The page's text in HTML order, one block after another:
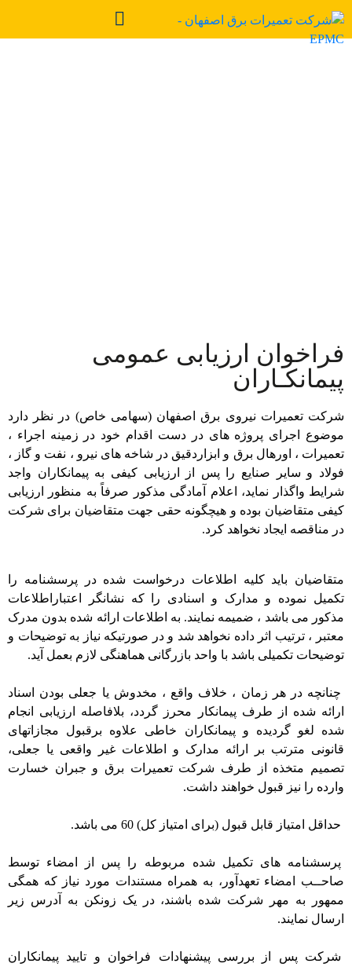
فراخوان ارزیابی عمومی
پیمانکـاران
شرکت تعمیرات نیروی برق اصفهان (سهامی خاص) در نظر دارد
موضوع اجرای پروژه های در دست اقدام خود در زمینه اجراء ،
تعمیرات ، اورهال برق و ابزاردقیق در شاخه های نیرو ، نفت و گاز ،
فولاد و سایر صنایع را پس از ارزیابی کیفی به پیمانکاران واجد
شرایط واگذار نماید، اعلام آمادگی مذکور صرفاً به منظور ارزیابی
کیفی متقاضیان بوده و هیچگونه حقی جهت متقاضیان برای شرکت
در مناقصه ایجاد نخواهد کرد.
متقاضیان باید کلیه اطلاعات درخواست شده در پرسشنامه را
تکمیل نموده و مدارک و اسنادی را که نشانگر اعتباراطلاعات
مذکور می باشد ، ضمیمه نمایند. به اطلاعات ارائه شده بدون مدرک
معتبر ، ترتیب اثر داده نخواهد شد و در صورتیکه نیاز به توضیحات و
توضیحات تکمیلی باشد با واحد بازرگانی هماهنگی لازم بعمل آید.
چنانچه در هر زمان ، خلاف واقع ، مخدوش یا جعلی بودن اسناد
ارائه شده از طرف پیمانکار محرز گردد، بلافاصله ارزیابی انجام
شده لغو گردیده و پیمانکاران خاطی علاوه برقبول مجازاتهای
قانونی مترتب بر ارائه مدارک و اطلاعات غیر واقعی یا جعلی،
تصمیم متخذه از طرف شرکت تعمیرات برق و جبران خسارت
وارده را نیز قبول خواهند داشت.
حداقل امتیاز قابل قبول (برای امتیاز کل) 60 می باشد.
پرسشنامه های تکمیل شده مربوطه را پس از امضاء توسط
صاحــب امضاء تعهدآور، به همراه مستندات مورد نیاز که همگی
ممهور به مهر شرکت شده باشند، در یک زونکن به آدرس زیر
ارسال نمایند.
شرکت پس از بررسی پیشنهادات فراخوان و تایید پیمانکاران